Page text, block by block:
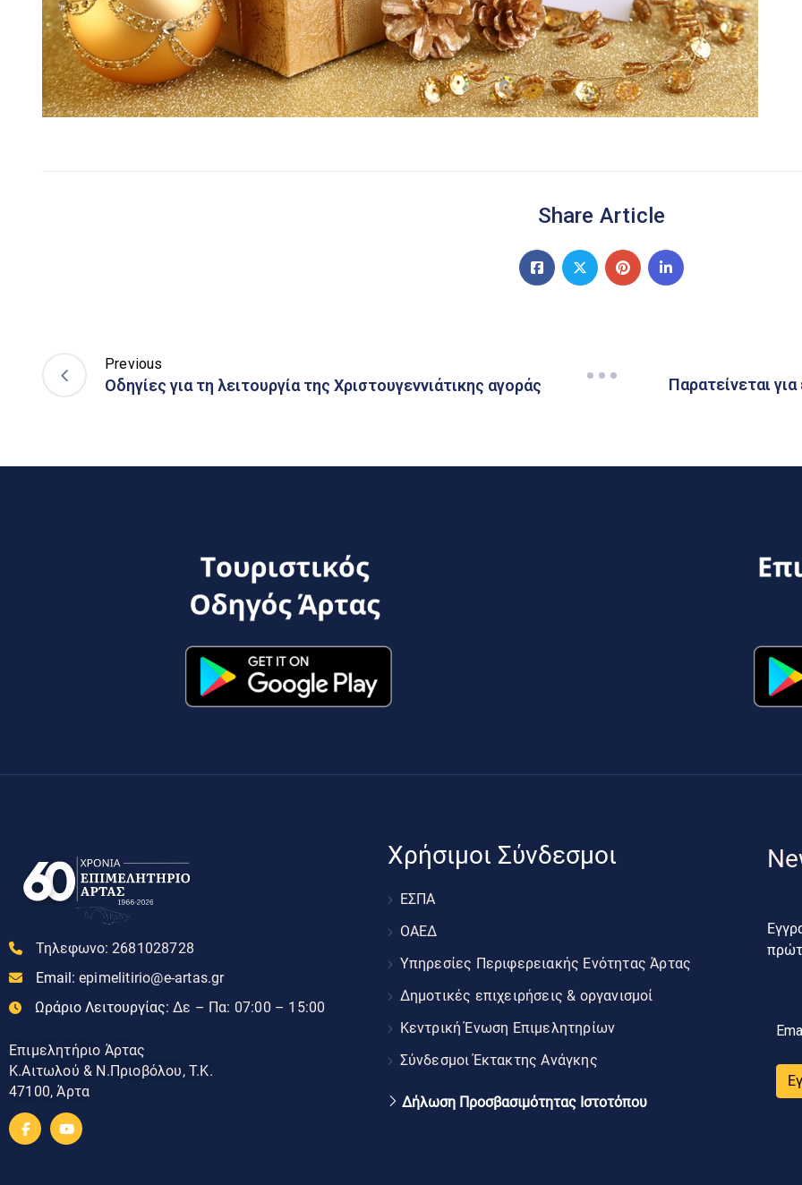
Share Article
Previous
Οδηγίες για τη λειτουργία της Χριστουγεννιάτικης αγοράς Παρατείνεται
Τηλεφωνο: 2681028728
Email: epimelitirio@e-artas.gr
Ωράριο Λειτουργίας: Δε – Πα: 07:00 – 15:00
Επιμελητήριο Άρτας
Κ.Αιτωλού & Ν.Πριοβόλου, Τ.Κ.
47100, Άρτα
Χρήσιμοι Σύνδεσμοι
ΕΣΠΑ
ΟΑΕΔ
Υπηρεσίες Περιφερειακής Ενότητας Άρτας
Δημοτικές επιχειρήσεις & οργανισμοί
Κεντρική Ένωση Επιμελητηρίων
Σύνδεσμοι Έκτακτης Ανάγκης
Δήλωση Προσβασιμότητας Ιστοτόπου